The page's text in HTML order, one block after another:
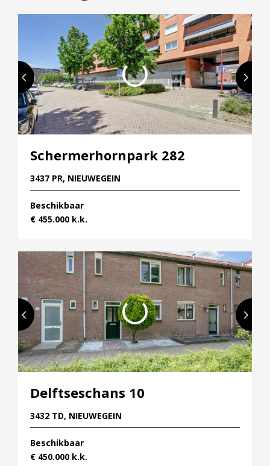
horeca, een bibliotheek en Theater DE KOM. Ook
natuurliefhebbers komen aan hun trekken. In de
directe omgeving zijn diverse groene gebieden en
parken te vinden die uitnodigen tot wandelen,
sporten of ontspannen. Kortom, een complete
woonomgeving met alles wat je nodig hebt voor
een comfortabel en prettig dagelijks leven.
Schermerhornpark 282
3437 PR, NIEUWEGEIN
Beschikbaar
€ 455.000 k.k.
Delftseschans 10
3432 TD, NIEUWEGEIN
Beschikbaar
€ 450.000 k.k.